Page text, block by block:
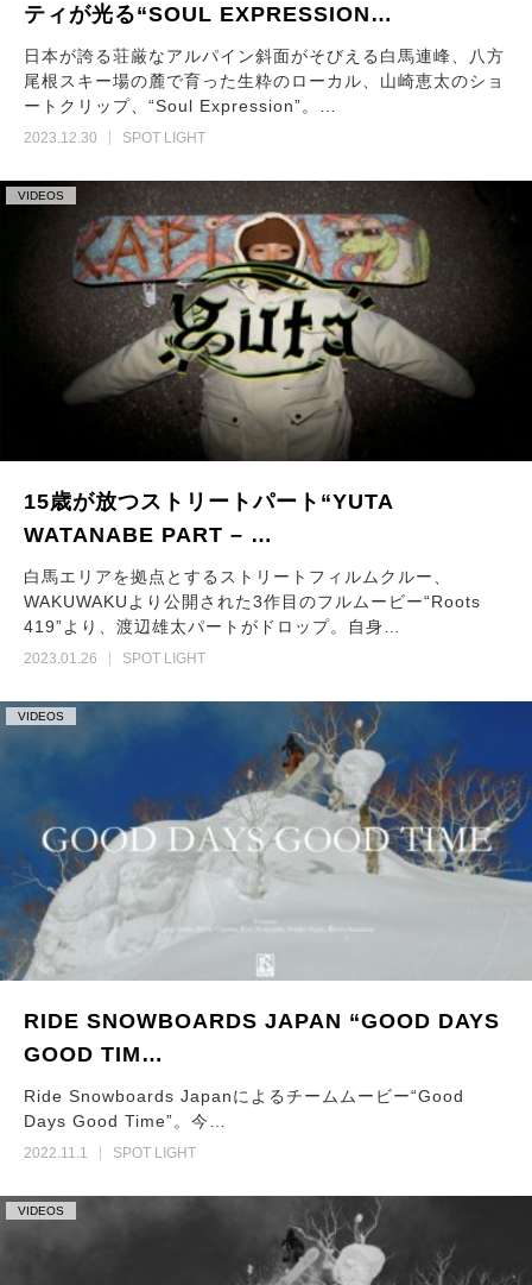
ティが光る“SOUL EXPRESSION…
日本が誇る荘厳なアルパイン斜面がそびえる白馬連峰、八方
尾根スキー場の麓で育った生粋のローカル、山崎恵太のショ
ートクリップ、“Soul Expression”。…
2023.12.30 SPOT LIGHT
VIDEOS
15歳が放つストリートパート“YUTA
WATANABE PART – …
白馬エリアを拠点とするストリートフィルムクルー、
WAKUWAKUより公開された3作目のフルムービー“Roots
419”より、渡辺雄太パートがドロップ。自身…
2023.01.26 SPOT LIGHT
VIDEOS
RIDE SNOWBOARDS JAPAN “GOOD DAYS
GOOD TIM…
Ride Snowboards Japanによるチームムービー“Good
Days Good Time”。今…
2022.11.1 SPOT LIGHT
VIDEOS